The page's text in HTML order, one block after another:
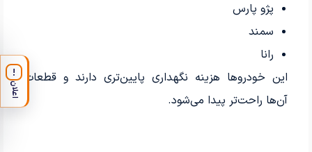
پژو پارس
سمند
رانا
این خودروها هزینه نگهداری پایین‌تری دارند و قطعات
آن‌ها راحت‌تر پیدا می‌شود.
!
اعلان